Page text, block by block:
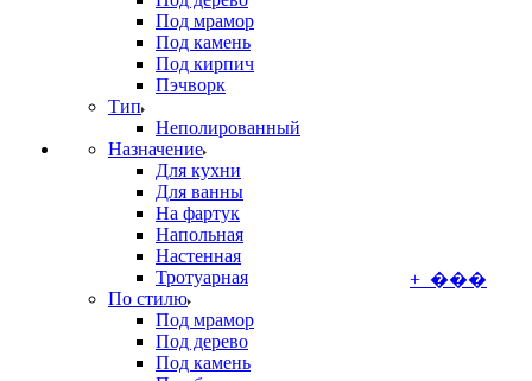
Под мрамор
Под камень
Под кирпич
Пэчворк
Тип
Неполированный
Назначение
Для кухни
Для ванны
На фартук
Напольная
Настенная
Тротуарная
По стилю
Под мрамор
Под дерево
Под камень
+ ���